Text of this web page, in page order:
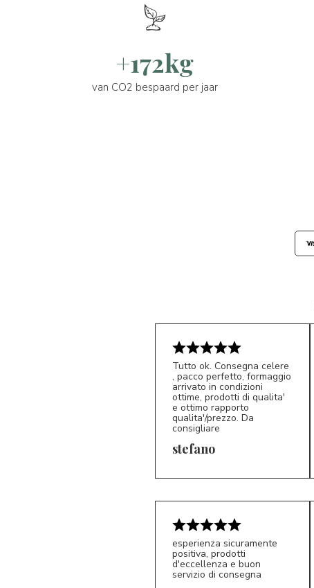
+172kg
van CO2 bespaard per jaar
S*
Tutto ok. Consegna celere
, pacco perfetto, formaggio
arrivato in condizioni
ottime, prodotti di qualita'
e ottimo rapporto
qualita'/prezzo. Da
consigliare
stefano
esperienza sicuramente
positiva, prodotti
d'eccellenza e buon
servizio di consegna